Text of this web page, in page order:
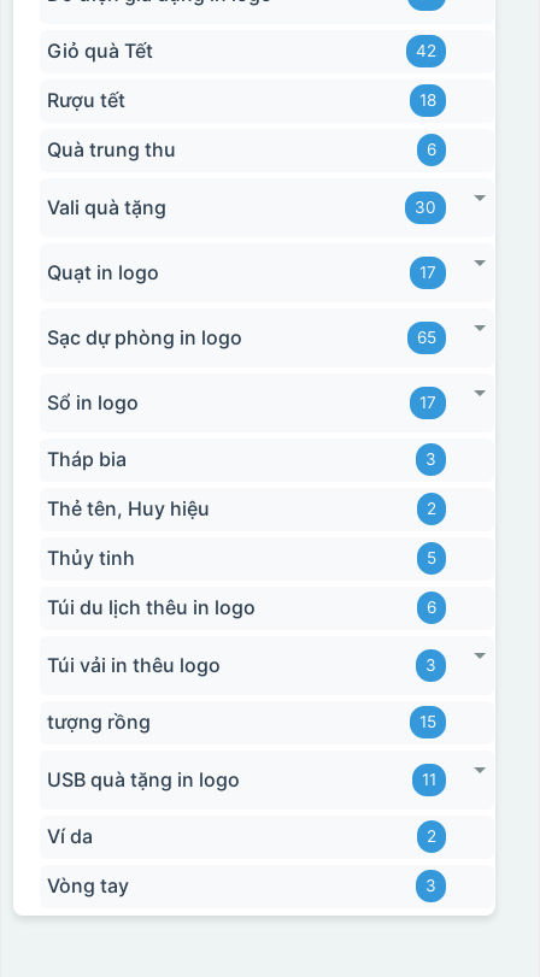
Giỏ quà Tết 42
Rượu tết 18
Quà trung thu 6
Vali quà tặng 30
Quạt in logo 17
Sạc dự phòng in logo 65
Sổ in logo 17
Tháp bia 3
Thẻ tên, Huy hiệu 2
Thủy tinh 5
Túi du lịch thêu in logo 6
Túi vải in thêu logo 3
tượng rồng 15
USB quà tặng in logo 11
Ví da 2
Vòng tay 3